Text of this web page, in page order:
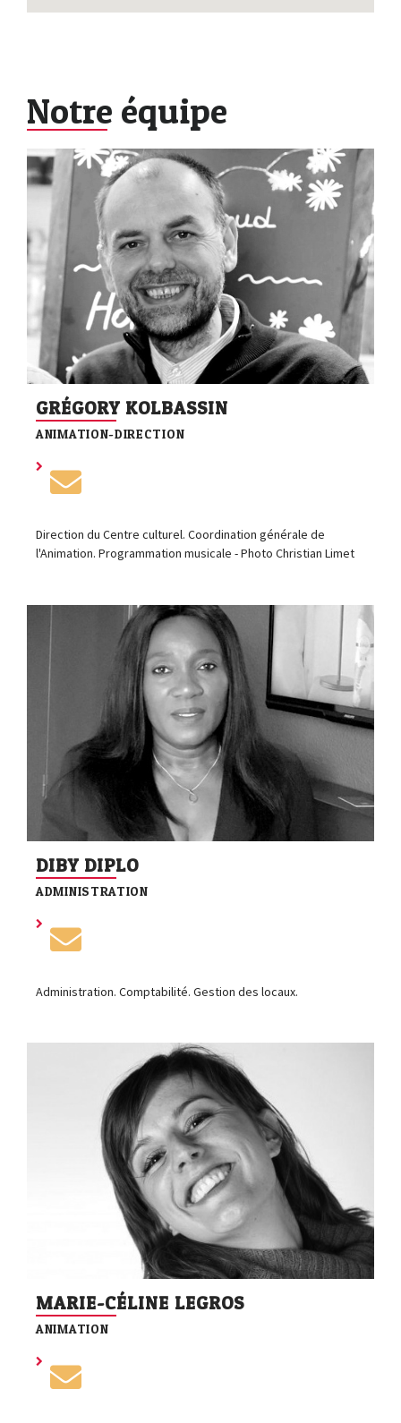
Notre équipe
GRÉGORY KOLBASSIN
ANIMATION-DIRECTION
Direction du Centre culturel. Coordination générale de
l'Animation. Programmation musicale - Photo Christian Limet
DIBY DIPLO
ADMINISTRATION
Administration. Comptabilité. Gestion des locaux.
MARIE-CÉLINE LEGROS
ANIMATION